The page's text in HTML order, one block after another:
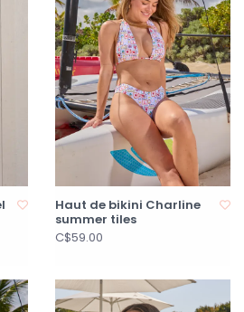
Haut de bikini Charline
summer tiles
C$59.00